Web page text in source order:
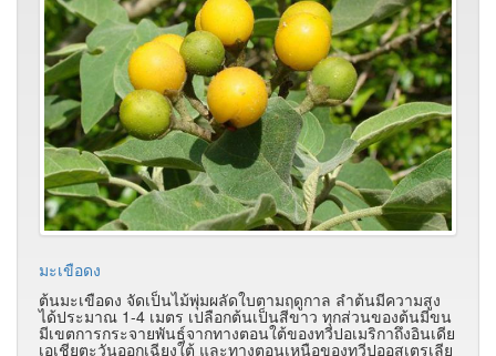
มะเขือดง
ต้นมะเขือดง จัดเป็นไม้พุ่มผลัดใบตามฤดูกาล ลำต้นมีความสูง
ได้ประมาณ 1-4 เมตร เปลือกต้นเป็นสีขาว ทุกส่วนของต้นมีขน
มีเขตการกระจายพันธุ์จากทางตอนใต้ของทวีปอเมริกาถึงอินเดีย
เอเชียตะวันออกเฉียงใต้ และทางตอนเหนือของทวีปออสเตรเลีย